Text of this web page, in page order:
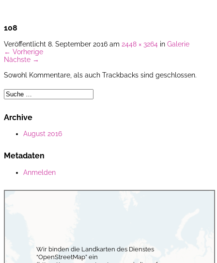
108
Veröffentlicht 8. September 2016 am 2448 × 3264 in Galerie
← Vorherige
Nächste →
Sowohl Kommentare, als auch Trackbacks sind geschlossen.
Archive
August 2016
Metadaten
Anmelden
Wir binden die Landkarten des Dienstes
“OpenStreetMap” ein